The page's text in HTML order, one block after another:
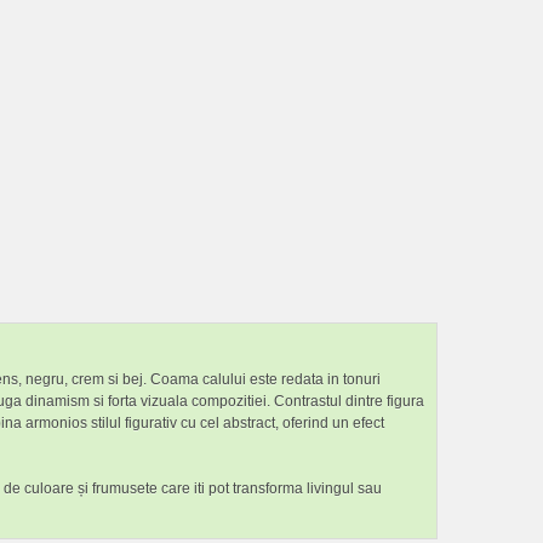
negru, crem si bej. Coama calului este redata in tonuri
dinamism si forta vizuala compozitiei. Contrastul dintre figura
armonios stilul figurativ cu cel abstract, oferind un efect
culoare și frumusete care iti pot transforma livingul sau